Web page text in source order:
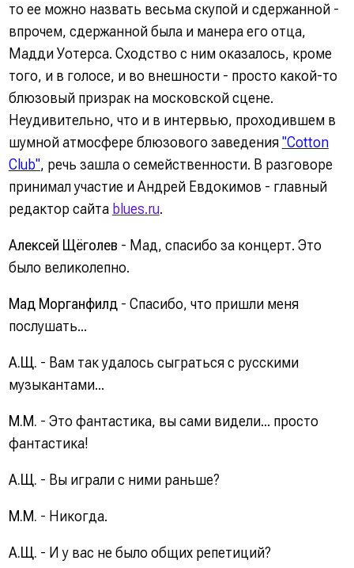
то ее можно назвать весьма скупой и сдержанной -
впрочем, сдержанной была и манера его отца,
Мадди Уотерса. Сходство с ним оказалось, кроме
того, и в голосе, и во внешности - просто какой-то
блюзовый призрак на московской сцене.
Неудивительно, что и в интервью, проходившем в
шумной атмосфере блюзового заведения"Cotton
Club", речь зашла о семейственности. В разговоре
принимал участие и Андрей Евдокимов - главный
редактор сайта blues.ru.
Алексей Щёголев - Мад, спасибо за концерт. Это
было великолепно.
Мад Морганфилд- Спасибо, что пришли меня
послушать...
А.Щ. - Вам так удалось сыграться с русскими
музыкантами...
М.М. - Это фантастика, вы сами видели... просто
фантастика!
А.Щ. - Вы играли с ними раньше?
М.М. - Никогда.
А.Щ. - И у вас не было общих репетиций?